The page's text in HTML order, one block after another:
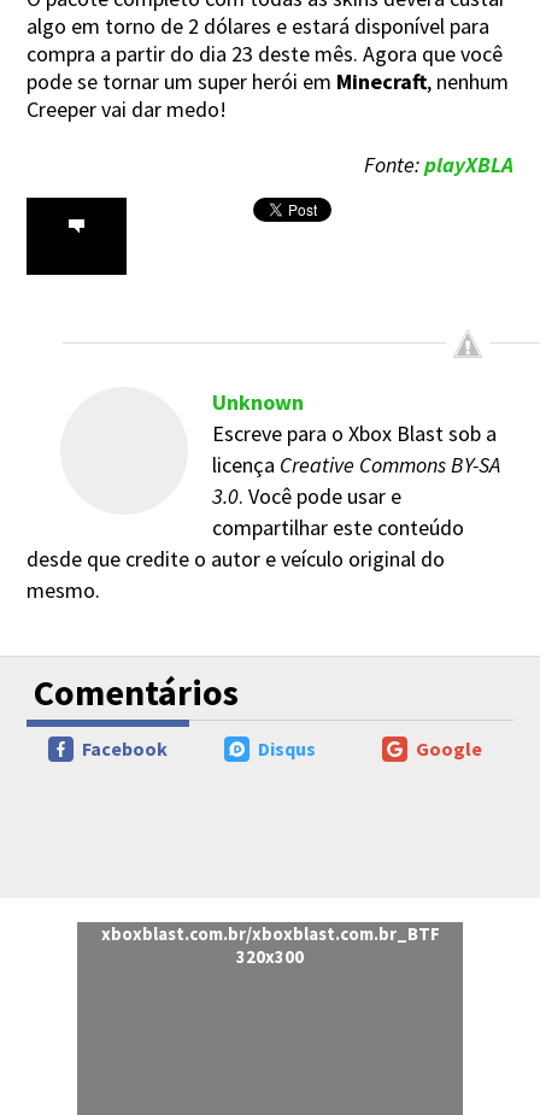
algo em torno de 2 dólares e estará disponível para
compra a partir do dia 23 deste mês. Agora que você
pode se tornar um super herói em Minecraft, nenhum
Creeper vai dar medo!
Fonte:playXBLA
Unknown
Escreve para o Xbox Blast sob a
licença Creative Commons BY-SA
3.0. Você pode usar e
compartilhar este conteúdo
desde que credite o autor e veículo original do
mesmo.
Comentários
Google
Disqus
Facebook
xboxblast.com.br/xboxblast.com.br_BTF
320x300